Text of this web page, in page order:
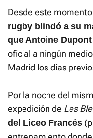
Desde este
rugby blindó a su
que Antoine Dupont
oficial a ningún
Madrid los días
Por la noche del
expedición de Les
del Liceo Francés